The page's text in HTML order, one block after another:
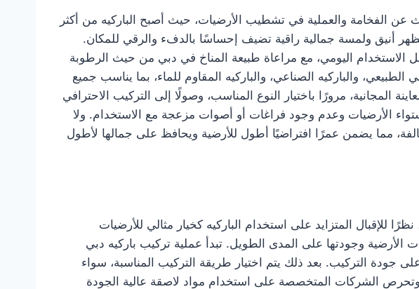
عن الفخامة والعملية في تشطيب الأرضيات، حيث أصبح الباركيه من أكثر
أنيق ولمسة جمالية راقية تضيف إحساسًا بالدفء والرقي للمكان.
الاستخدام اليومي، مع مراعاة طبيعة المناخ في دبي من حيث الرطوبة
والباركيه الصناعي، والباركيه المقاوم للماء، بما يناسب جميع
مرورًا باختيار النوع المناسب، وصولًا إلى التركيب الاحترافي
الأرضيات وعدم وجود فراغات أو أصوات مزعجة مع الاستخدام. ولا
مما يضمن عمرًا افتراضيًا أطول للأرضية ويحافظ على جمالها لأطول
للإقبال المتزايد على استخدام الباركيه كخيار مثالي للأرضيات
الأرضية وجودتها على المدى الطويل. تبدأ عملية تركيب باركيه دبي
جودة التركيب. بعد ذلك يتم اختيار طريقة التركيب المناسبة، سواء
وتحرص الشركات المتخصصة على استخدام مواد لاصقة عالية الجودة